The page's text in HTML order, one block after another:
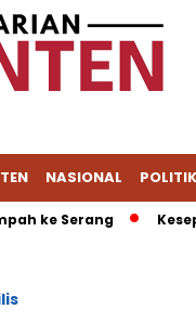
NASIONAL POLITIK
Serang